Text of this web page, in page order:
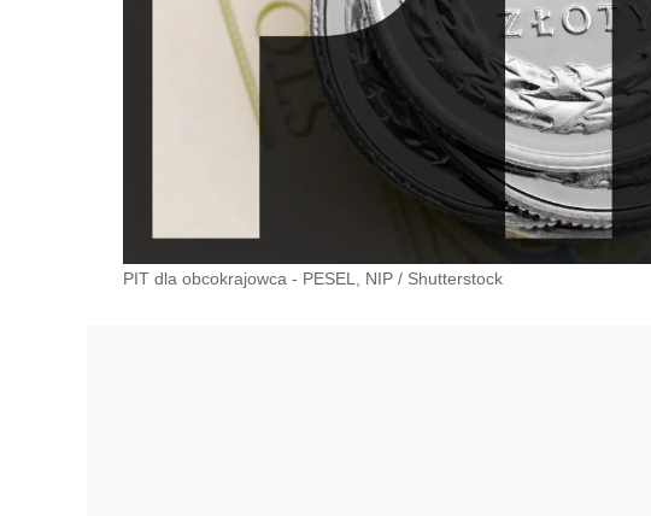
PIT dla obcokrajowca - PESEL, NIP / Shutterstock